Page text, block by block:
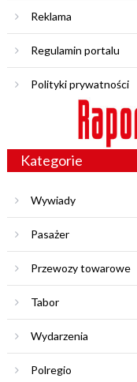
Reklama
Regulamin portalu
Polityki prywatności
Kategorie
Wywiady
Pasażer
Przewozy towarowe
Tabor
Wydarzenia
Polregio